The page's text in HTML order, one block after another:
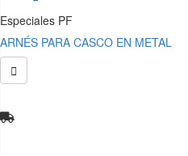
Especiales PF
ARNÉS PARA CASCO EN METAL
